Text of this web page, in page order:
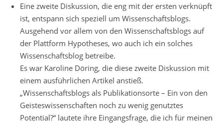
Eine zweite Diskussion, die eng mit der ersten verknüpft
ist, entspann sich speziell um Wissenschaftsblogs.
Ausgehend vor allem von den Wissenschaftsblogs auf
der Plattform Hypotheses, wo auch ich ein solches
Wissenschaftsblog betreibe.
Es war Karoline Döring, die diese zweite Diskussion mit
einem ausführlichen Artikel anstieß.
„Wissenschaftsblogs als Publikationsorte – Ein von den
Geisteswissenschaften noch zu wenig genutztes
Potential?“ lautete ihre Eingangsfrage, die ich für meinen